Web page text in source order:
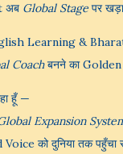
अब Global Stage पर
Learning &
Coachबनने का Golden
हूँ —
Expansion
को दुनिया तक पहुँचा